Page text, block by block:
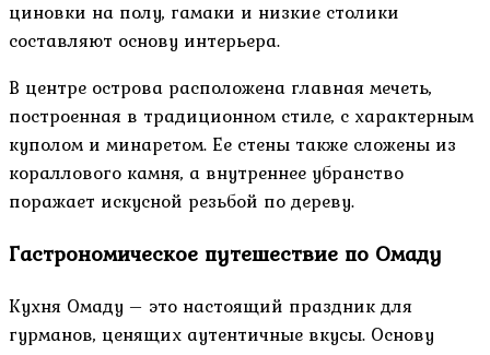
циновки на полу, гамаки и низкие столики
составляют основу интерьера.
В центре острова расположена главная мечеть,
построенная в традиционном стиле, с характерным
куполом и минаретом. Ее стены также сложены из
кораллового камня, а внутреннее убранство
поражает искусной резьбой по дереву.
Гастрономическое путешествие по Омаду
Кухня Омаду – это настоящий праздник для
гурманов, ценящих аутентичные вкусы. Основу